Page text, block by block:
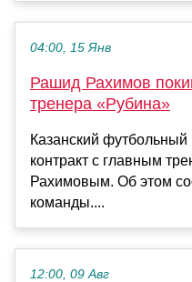
04:00, 15 Янв
Рашид Рахимов
тренера «Рубина»
Казанский футбольный
контракт с главным
Рахимовым. Об этом
команды....
12:00, 09 Авг